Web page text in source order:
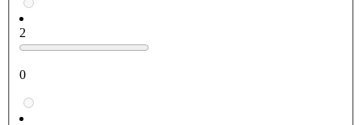
2
0